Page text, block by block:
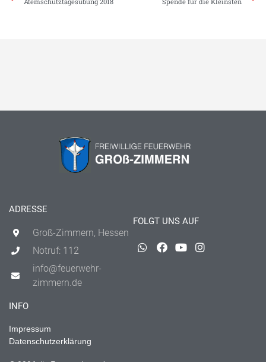
ADRESSE
Groß-Zimmern, Hessen
Notruf: 112
info@feuerwehr-
zimmern.de
FOLGT UNS AUF
INFO
Impressum
Datenschutzerklärung